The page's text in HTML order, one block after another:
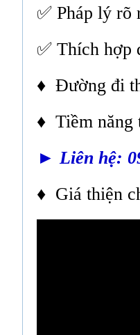
✅ Pháp lý rõ
✅ Thích hợp
♦ Đường đi
♦ Tiềm năng
► Liên hệ:
♦ Giá thiện